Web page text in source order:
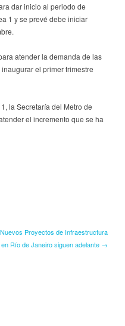
dar inicio al periodo de
1 y se prevé debe iniciar
atender la demanda de las
el primer trimestre
la Secretaría del Metro de
el incremento que se ha
Nuevos Proyectos de Infraestructura
en Río de Janeiro siguen adelante →